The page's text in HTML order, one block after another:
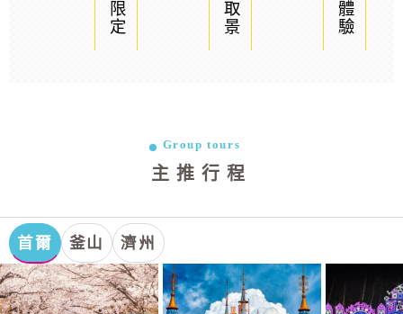
Group tours
主推行程
首爾 釜山 濟州